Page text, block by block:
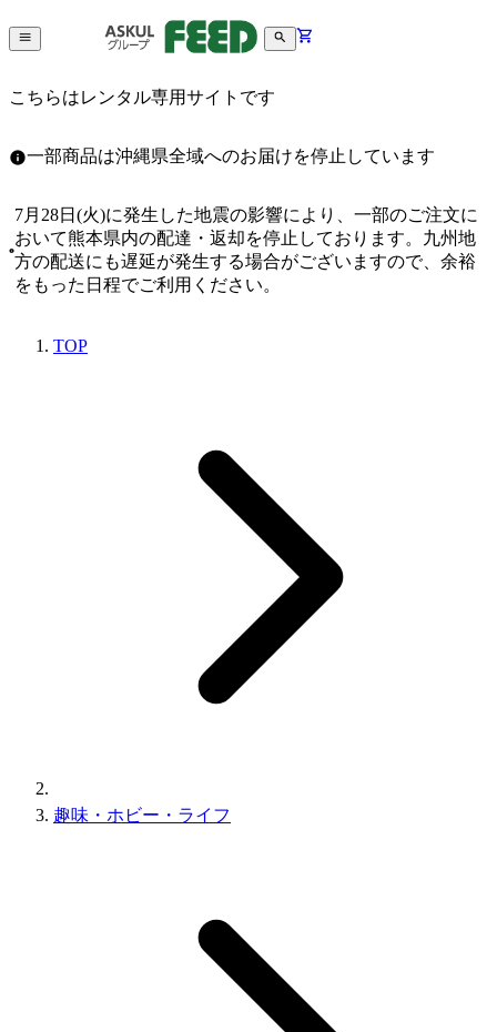
こちらはレンタル専用サイトです
一部商品は沖縄県全域へのお届けを停止しています
7月28日(火)に発生した地震の影響により、一部のご注文に
おいて熊本県内の配達・返却を停止しております。九州地
方の配送にも遅延が発生する場合がございますので、余裕
をもった日程でご利用ください。
TOP
趣味・ホビー・ライフ